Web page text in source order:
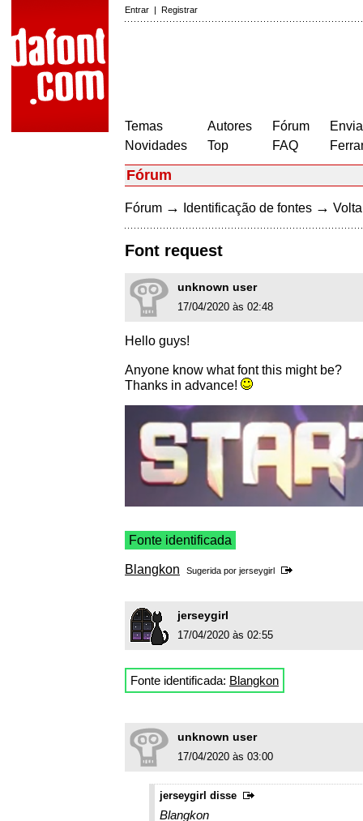
Entrar | Registrar
Temas
Novidades
Autores
Top
Fórum
FAQ
Fórum
Fórum → Identificação de fontes →
Font request
unknown user
17/04/2020 às 02:48
Hello guys!
Anyone know what font this might be?
Thanks in advance!
Fonte identificada
Blangkon Sugerida por jerseygirl
jerseygirl
17/04/2020 às 02:55
Fonte identificada: Blangkon
unknown user
17/04/2020 às 03:00
jerseygirl disse
Blangkon